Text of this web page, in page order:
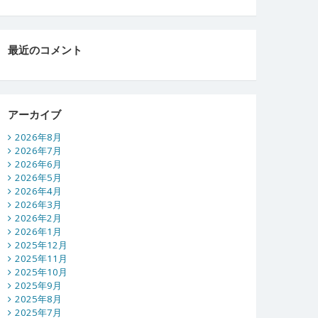
最近のコメント
アーカイブ
2026年8月
2026年7月
2026年6月
2026年5月
2026年4月
2026年3月
2026年2月
2026年1月
2025年12月
2025年11月
2025年10月
2025年9月
2025年8月
2025年7月